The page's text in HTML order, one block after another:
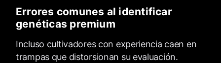
Errores comunes al identificar
genéticas premium
Incluso cultivadores con experiencia caen en
trampas que distorsionan su evaluación.